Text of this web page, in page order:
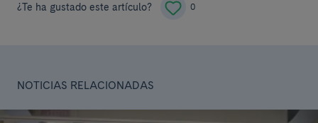
¿Te ha gustado este artículo? 0
NOTICIAS RELACIONADAS